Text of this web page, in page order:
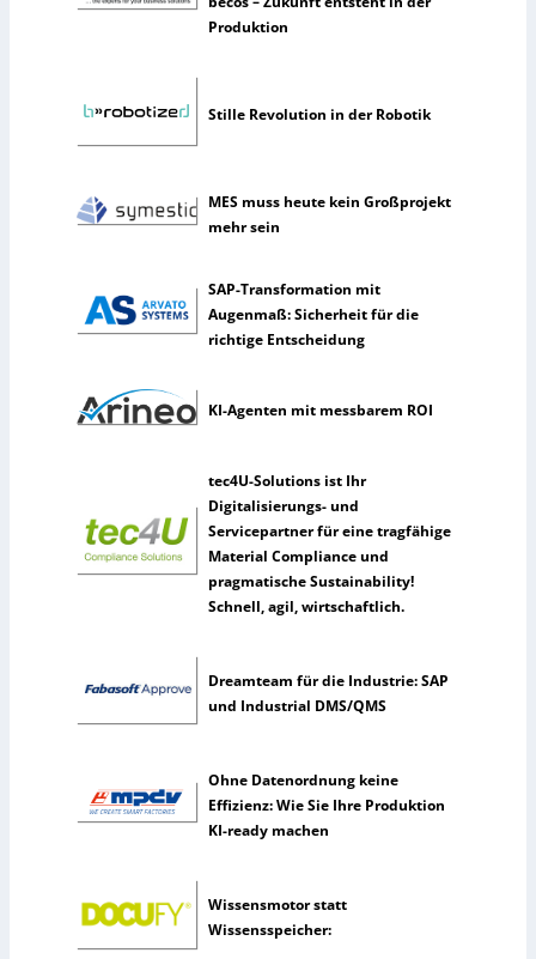
z
e
e
e
n
k
ü
l
i
c
t
e
i
g
z
Produktion
Stille Revolution in der Robotik
MES muss heute kein Großprojekt
mehr sein
SAP-Transformation mit
Augenmaß: Sicherheit für die
richtige Entscheidung
KI-Agenten mit messbarem ROI
tec4U-Solutions ist Ihr
Digitalisierungs- und
Servicepartner für eine tragfähige
Material Compliance und
pragmatische Sustainability!
Schnell, agil, wirtschaftlich.
Dreamteam für die Industrie: SAP
und Industrial DMS/QMS
Ohne Datenordnung keine
Effizienz: Wie Sie Ihre Produktion
KI-ready machen
Wissensmotor statt
Wissensspeicher: